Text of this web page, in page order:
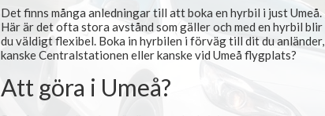
Det finns många anledningar till att boka en hyrbil i just Umeå.
Här är det ofta stora avstånd som gäller och med en hyrbil blir
du väldigt flexibel. Boka in hyrbilen i förväg till dit du anländer,
kanske Centralstationen eller kanske vid Umeå flygplats?
Att göra i Umeå?